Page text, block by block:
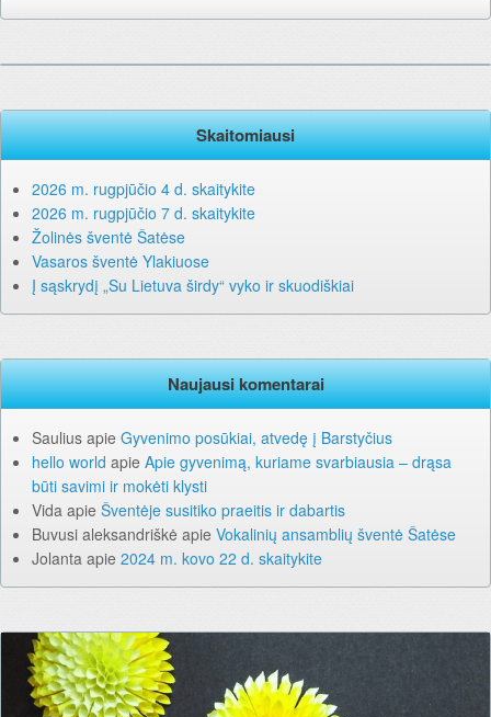
Skaitomiausi
2026 m. rugpjūčio 4 d. skaitykite
2026 m. rugpjūčio 7 d. skaitykite
Žolinės šventė Šatėse
Vasaros šventė Ylakiuose
Į sąskrydį „Su Lietuva širdy“ vyko ir skuodiškiai
Naujausi komentarai
Saulius apie Gyvenimo posūkiai, atvedę į Barstyčius
hello world apie Apie gyvenimą, kuriame svarbiausia – drąsa
būti savimi ir mokėti klysti
Vida apie Šventėje susitiko praeitis ir dabartis
Buvusi aleksandriškė apie Vokalinių ansamblių šventė Šatėse
Jolanta apie 2024 m. kovo 22 d. skaitykite